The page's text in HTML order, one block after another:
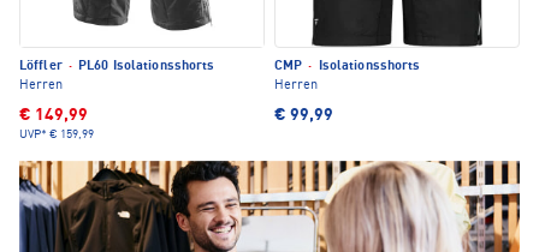
Löffler ·
PL60 Isolationsshorts
Herren
€ 149,99
UVP* € 159,99
CMP ·
Isolationsshorts
Herren
€ 99,99